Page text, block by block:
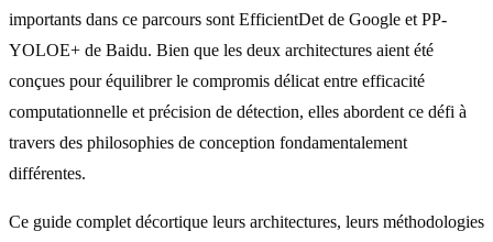
importants dans ce parcours sont EfficientDet de Google et PP-
YOLOE+ de Baidu. Bien que les deux architectures aient été
conçues pour équilibrer le compromis délicat entre efficacité
computationnelle et précision de détection, elles abordent ce défi à
travers des philosophies de conception fondamentalement
différentes.
Ce guide complet décortique leurs architectures, leurs méthodologies